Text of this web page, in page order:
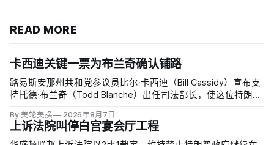
READ MORE
卡西迪关键一票为布兰奇确认铺路
路易斯安那州共和党参议员比尔·卡西迪（Bill Cassidy）宣布支
持托德·布兰奇（Todd Blanche）出任司法部长，使这位特朗普
By 美轮美换 2026年8月7日
上诉法院叫停白宫宴会厅工程